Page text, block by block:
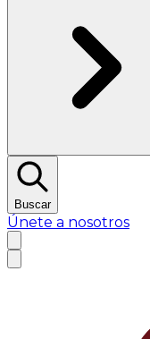
Buscar
Únete a nosotros